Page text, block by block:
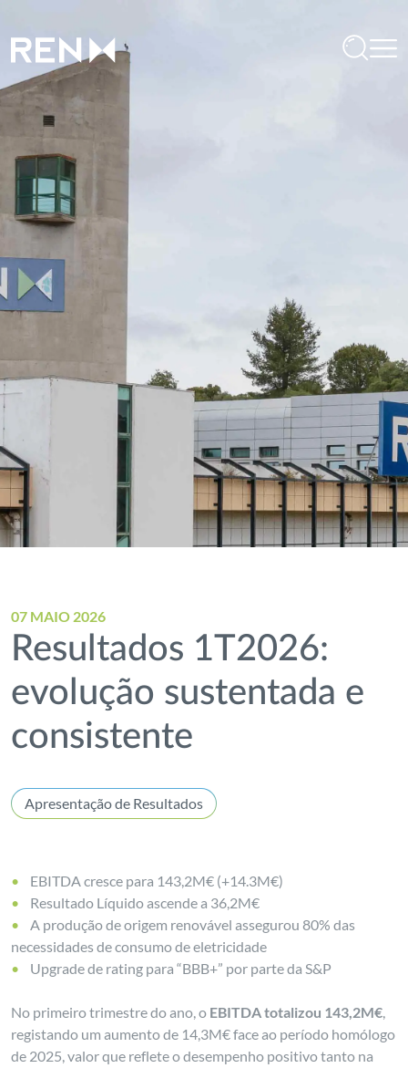
07 MAIO 2026
Resultados 1T2026:
evolução sustentada e
consistente
Apresentação de Resultados
EBITDA cresce para 143,2M€ (+14.3M€)
Resultado Líquido ascende a 36,2M€
A produção de origem renovável assegurou 80% das
necessidades de consumo de eletricidade
Upgrade de rating para “BBB+” por parte da S&P
No primeiro trimestre do ano, o EBITDA totalizou 143,2M€,
registando um aumento de 14,3M€ face ao período homólogo
de 2025, valor que reflete o desempenho positivo tanto na